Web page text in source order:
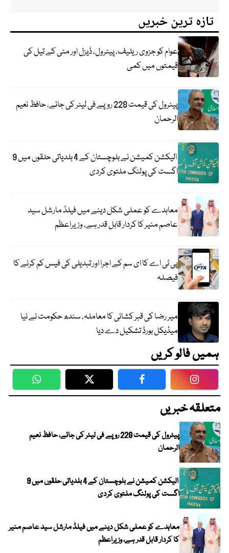
تازہ ترین خبریں
عوام کو جزوی ریلیف، پیٹرول، ڈیزل اور مٹی کے تیل کی
قیمتوں میں کمی
پیٹرول کی قیمت 228 روپے فی لیٹر کی جائے، حافظ نعیم
الرحمان
الیکشن کمیشن نے بلوچستان کے 4 بلدیاتی حلقوں میں 9
اگست کی پولنگ ملتوی کردی
معاہدے کو عملی شکل دینے میں فیلڈ مارشل سید
عاصم منیر کا کردار قابل قدر ہے، وزیراعظم
پی ٹی اے کا ای سم کے اجرا اور تبدیلی کی فیس کم کرنے کا
فیصلہ
میر رضا کی قبر کشائی کا معاملہ، سندھ حکومت نے نیا
میڈیکل بورڈ تشکیل دے دیا
ہمیں فالو کریں
WhatsApp Twitter Facebook
متعلقہ خبریں
پیٹرول کی قیمت 228 روپے فی لیٹر کی جائے، حافظ نعیم
الرحمان
الیکشن کمیشن نے بلوچستان کے 4 بلدیاتی حلقوں میں 9
اگست کی پولنگ ملتوی کردی
معاہدے کو عملی شکل دینے میں فیلڈ مارشل سید عاصم منیر
کا کردار قابل قدر ہے، وزیراعظم